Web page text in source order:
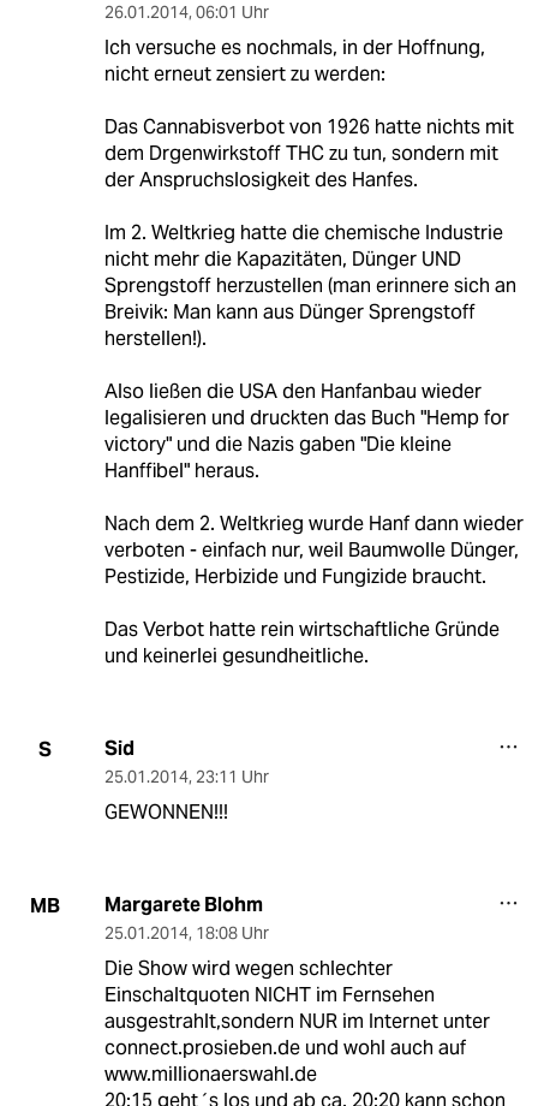
26.01.2014, 06:01 Uhr
Ich versuche es nochmals, in der Hoffnung,
nicht erneut zensiert zu werden:
Das Cannabisverbot von 1926 hatte nichts mit
dem Drgenwirkstoff THC zu tun, sondern mit
der Anspruchslosigkeit des Hanfes.
Im 2. Weltkrieg hatte die chemische Industrie
nicht mehr die Kapazitäten, Dünger UND
Sprengstoff herzustellen (man erinnere sich an
Breivik: Man kann aus Dünger Sprengstoff
herstellen!).
Also ließen die USA den Hanfanbau wieder
legalisieren und druckten das Buch "Hemp for
victory" und die Nazis gaben "Die kleine
Hanffibel" heraus.
Nach dem 2. Weltkrieg wurde Hanf dann wieder
verboten - einfach nur, weil Baumwolle Dünger,
Pestizide, Herbizide und Fungizide braucht.
Das Verbot hatte rein wirtschaftliche Gründe
und keinerlei gesundheitliche.
S Sid
25.01.2014, 23:11 Uhr
GEWONNEN!!!
MB Margarete Blohm
25.01.2014, 18:08 Uhr
Die Show wird wegen schlechter
Einschaltquoten NICHT im Fernsehen
ausgestrahlt,sondern NUR im Internet unter
connect.prosieben.de und wohl auch auf
www.millionaerswahl.de
20:15 geht´s los und ab ca. 20:20 kann schon